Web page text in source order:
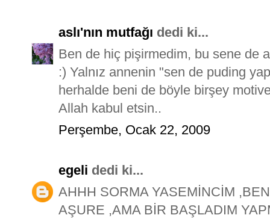
aslı'nın mutfağı dedi ki...
Ben de hiç pişirmedim, bu sene de
:) Yalnız annenin "sen de puding
herhalde beni de böyle birşey
Allah kabul etsin..
Perşembe, Ocak 22, 2009
egeli dedi ki...
AHHH SORMA YASEMİNCİM
AŞURE ,AMA BİR BAŞLADIM